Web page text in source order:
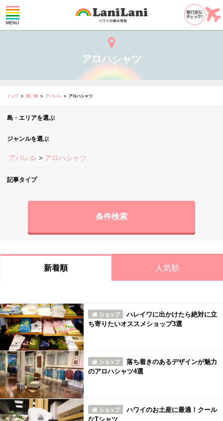
アロハシャツ
（36件）
トップ 買い物 アパレル アロハシャツ
島・エリアを選ぶ
ジャンルを選ぶ
アパレル アロハシャツ
記事タイプ
条件検索
新着順 人気順
ハレイワに出かけたら絶対に立
ち寄りたいオススメショップ3選
落ち着きのあるデザインが魅力
のアロハシャツ4選
ハワイのお土産に最適！クール
なTシャツ